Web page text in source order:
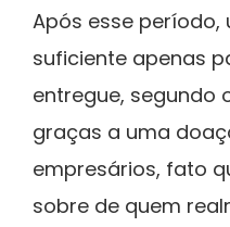
Após esse
suficiente apenas
entregue, segundo
graças a uma
empresários, fato
sobre de quem